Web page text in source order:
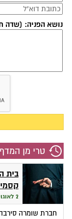
נושא הפניה: (שדה
טרי מן המדף
בית
2 לאוגוסט 2026
חברת שומרה